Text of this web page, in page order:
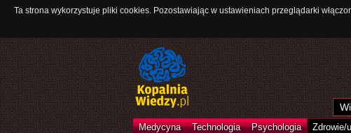
Ta strona wykorzystuje pliki cookies. Pozostawiając w ustawieniach przeglądarki
Medycyna Technologia Psychologia Zdrowie/